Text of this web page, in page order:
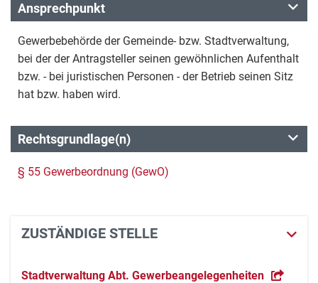
Ansprechpunkt
Gewerbebehörde der Gemeinde- bzw. Stadtverwaltung,
bei der der Antragsteller seinen gewöhnlichen Aufenthalt
bzw. - bei juristischen Personen - der Betrieb seinen Sitz
hat bzw. haben wird.
Rechtsgrundlage(n)
§ 55 Gewerbeordnung (GewO)
ZUSTÄNDIGE STELLE
Stadtverwaltung Abt. Gewerbeangelegenheiten